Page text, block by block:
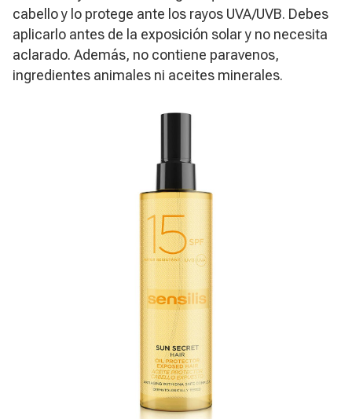
cabello y lo protege ante los rayos UVA/UVB. Debes
aplicarlo antes de la exposición solar y no necesita
aclarado. Además, no contiene paravenos,
ingredientes animales ni aceites minerales.